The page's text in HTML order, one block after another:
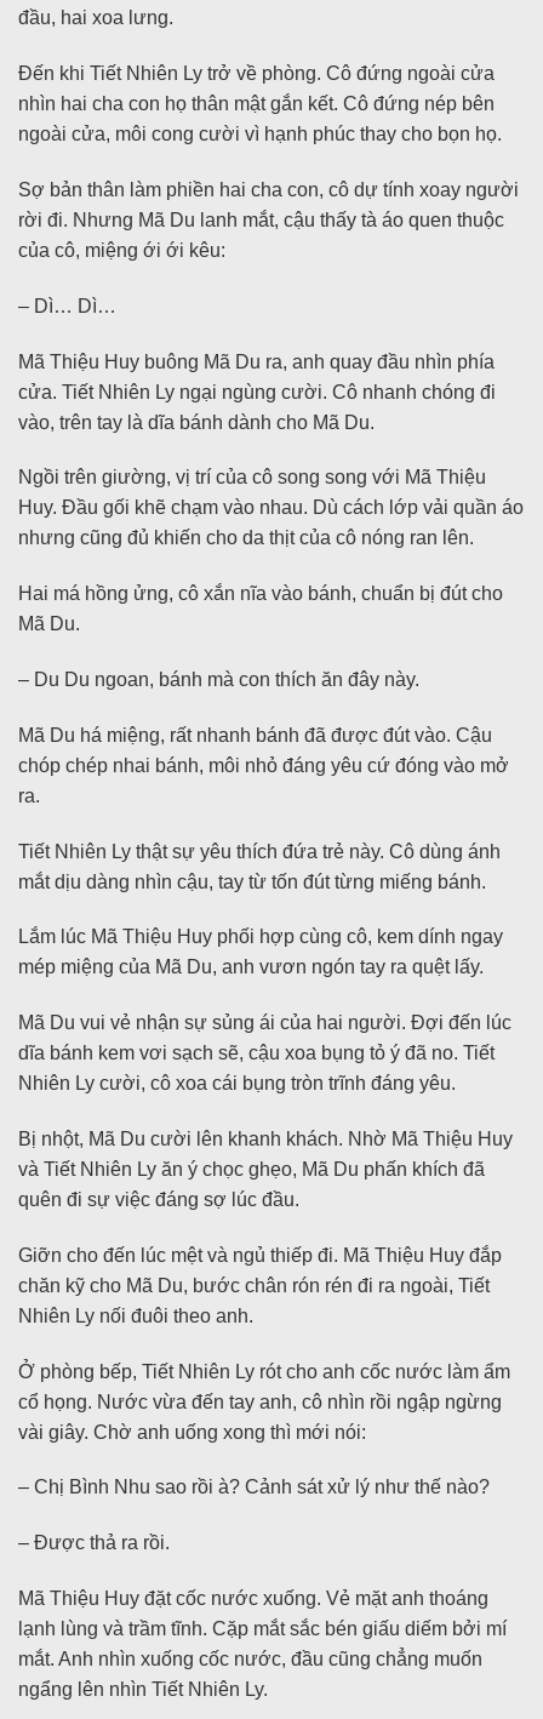
đầu, hai xoa lưng.
Đến khi Tiết Nhiên Ly trở về phòng. Cô đứng ngoài cửa
nhìn hai cha con họ thân mật gắn kết. Cô đứng nép bên
ngoài cửa, môi cong cười vì hạnh phúc thay cho bọn họ.
Sợ bản thân làm phiền hai cha con, cô dự tính xoay người
rời đi. Nhưng Mã Du lanh mắt, cậu thấy tà áo quen thuộc
của cô, miệng ới ới kêu:
– Dì… Dì…
Mã Thiệu Huy buông Mã Du ra, anh quay đầu nhìn phía
cửa. Tiết Nhiên Ly ngại ngùng cười. Cô nhanh chóng đi
vào, trên tay là dĩa bánh dành cho Mã Du.
Ngồi trên giường, vị trí của cô song song với Mã Thiệu
Huy. Đầu gối khẽ chạm vào nhau. Dù cách lớp vải quần áo
nhưng cũng đủ khiến cho da thịt của cô nóng ran lên.
Hai má hồng ửng, cô xắn nĩa vào bánh, chuẩn bị đút cho
Mã Du.
– Du Du ngoan, bánh mà con thích ăn đây này.
Mã Du há miệng, rất nhanh bánh đã được đút vào. Cậu
chóp chép nhai bánh, môi nhỏ đáng yêu cứ đóng vào mở
ra.
Tiết Nhiên Ly thật sự yêu thích đứa trẻ này. Cô dùng ánh
mắt dịu dàng nhìn cậu, tay từ tốn đút từng miếng bánh.
Lắm lúc Mã Thiệu Huy phối hợp cùng cô, kem dính ngay
mép miệng của Mã Du, anh vươn ngón tay ra quệt lấy.
Mã Du vui vẻ nhận sự sủng ái của hai người. Đợi đến lúc
dĩa bánh kem vơi sạch sẽ, cậu xoa bụng tỏ ý đã no. Tiết
Nhiên Ly cười, cô xoa cái bụng tròn trĩnh đáng yêu.
Bị nhột, Mã Du cười lên khanh khách. Nhờ Mã Thiệu Huy
và Tiết Nhiên Ly ăn ý chọc ghẹo, Mã Du phấn khích đã
quên đi sự việc đáng sợ lúc đầu.
Giỡn cho đến lúc mệt và ngủ thiếp đi. Mã Thiệu Huy đắp
chăn kỹ cho Mã Du, bước chân rón rén đi ra ngoài, Tiết
Nhiên Ly nối đuôi theo anh.
Ở phòng bếp, Tiết Nhiên Ly rót cho anh cốc nước làm ẩm
cổ họng. Nước vừa đến tay anh, cô nhìn rồi ngập ngừng
vài giây. Chờ anh uống xong thì mới nói:
– Chị Bình Nhu sao rồi à? Cảnh sát xử lý như thế nào?
– Được thả ra rồi.
Mã Thiệu Huy đặt cốc nước xuống. Vẻ mặt anh thoáng
lạnh lùng và trầm tĩnh. Cặp mắt sắc bén giấu diếm bởi mí
mắt. Anh nhìn xuống cốc nước, đầu cũng chẳng muốn
ngẩng lên nhìn Tiết Nhiên Ly.